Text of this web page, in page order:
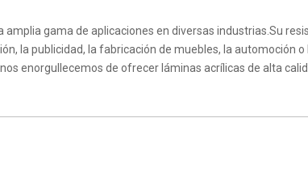
gama de aplicaciones en diversas industrias.Su
la publicidad, la fabricación de muebles, la automoción
enorgullecemos de ofrecer láminas acrílicas de alta